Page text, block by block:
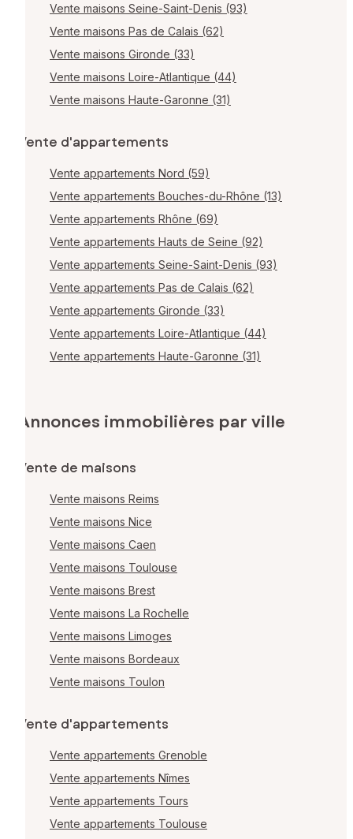
Vente maisons Seine-Saint-Denis (93)
Vente maisons Pas de Calais (62)
Vente maisons Gironde (33)
Vente maisons Loire-Atlantique (44)
Vente maisons Haute-Garonne (31)
Vente d'appartements
Vente appartements Nord (59)
Vente appartements Bouches-du-Rhône (13)
Vente appartements Rhône (69)
Vente appartements Hauts de Seine (92)
Vente appartements Seine-Saint-Denis (93)
Vente appartements Pas de Calais (62)
Vente appartements Gironde (33)
Vente appartements Loire-Atlantique (44)
Vente appartements Haute-Garonne (31)
Annonces immobilières par ville
Vente de maisons
Vente maisons Reims
Vente maisons Nice
Vente maisons Caen
Vente maisons Toulouse
Vente maisons Brest
Vente maisons La Rochelle
Vente maisons Limoges
Vente maisons Bordeaux
Vente maisons Toulon
Vente d'appartements
Vente appartements Grenoble
Vente appartements Nîmes
Vente appartements Tours
Vente appartements Toulouse